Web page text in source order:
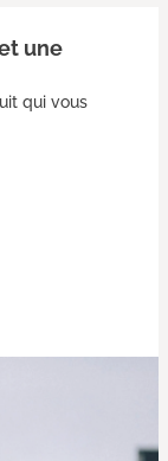
une
qui vous